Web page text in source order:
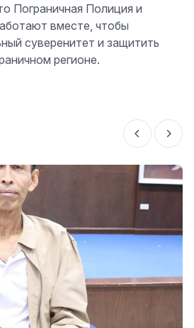
Пограничная Полиция и
вместе, чтобы
суверенитет и защитить
регионе.